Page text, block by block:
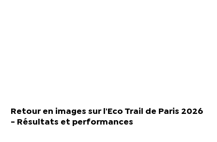
Retour en images sur l'Eco Trail de Paris 2026
- Résultats et performances